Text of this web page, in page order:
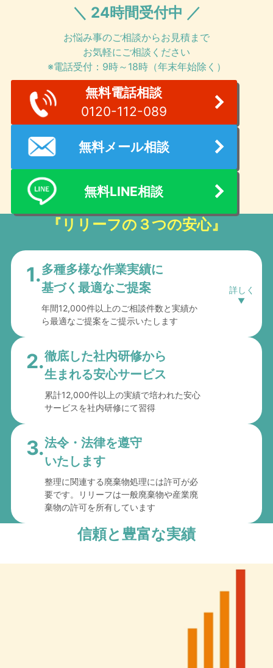
＼ 24時間受付中 ／
お悩み事のご相談からお見積まで
お気軽にご相談ください
※電話受付：9時～18時（年末年始除く）
無料電話相談
0120-112-089
無料メール相談
無料LINE相談
『リリーフの３つの安心』
1.多種多様な作業実績に
基づく最適なご提案
年間12,000件以上のご相談件数と実績か
ら最適なご提案をご提示いたします
2.徹底した社内研修から
生まれる安心サービス
累計12,000件以上の実績で培われた安心
サービスを社内研修にて習得
3.法令・法律を遵守
いたします
整理に関連する廃棄物処理には許可が必
要です。リリーフは一般廃棄物や産業廃
棄物の許可を所有しています
信頼と豊富な実績